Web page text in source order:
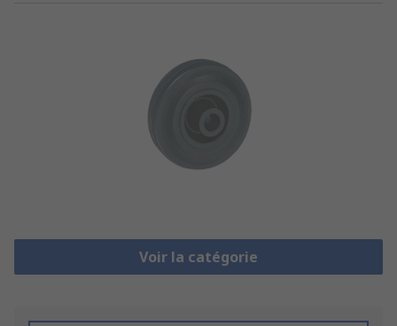
Voir la catégorie